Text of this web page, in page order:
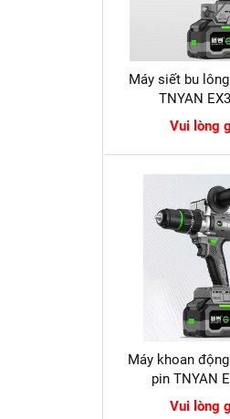
Máy siết bu
TNYAN
Vui lòng
Máy khoan
pin TNYAN
Vui lòng